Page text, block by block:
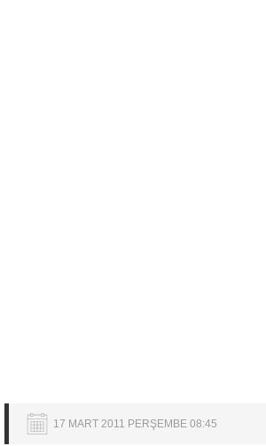
17 MART 2011 PERŞEMBE 08:45